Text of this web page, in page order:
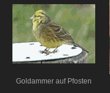
Goldammer auf Pfosten